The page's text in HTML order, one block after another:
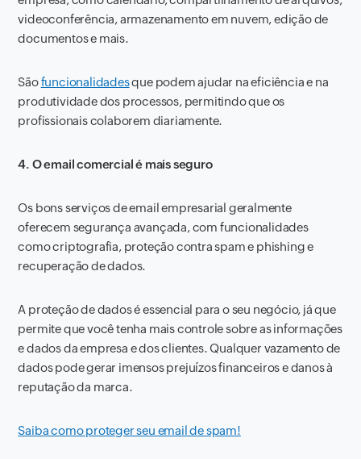
videoconferência, armazenamento em nuvem, edição de
documentos e mais.
Sãofuncionalidadesque podem ajudar na eficiência e na
produtividade dos processos, permitindo que os
profissionais colaborem diariamente.
4. O email comercial é mais seguro
Os bons serviços de email empresarial geralmente
oferecem segurança avançada, com funcionalidades
como criptografia, proteção contra spam e phishing e
recuperação de dados.
A proteção de dados é essencial para o seu negócio, já que
permite que você tenha mais controle sobre as informações
e dados da empresa e dos clientes. Qualquer vazamento de
dados pode gerar imensos prejuízos financeiros e danos à
reputação da marca.
Saiba como proteger seu email de spam!